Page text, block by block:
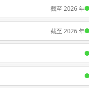
截至 2026 年
截至 2026 年